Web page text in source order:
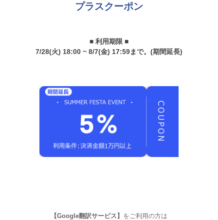
プラスクーポン
■ 利用期限 ■
7/28(火) 18:00 ~ 8/7(金) 17:59まで。(期間延長)
【Google翻訳サービス】 をご利用の方は